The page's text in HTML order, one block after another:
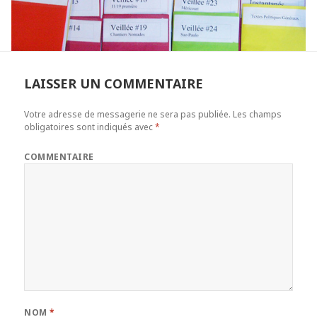
LAISSER UN COMMENTAIRE
Votre adresse de messagerie ne sera pas publiée. Les champs
obligatoires sont indiqués avec*
COMMENTAIRE
NOM*